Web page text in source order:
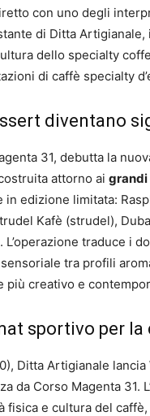
con uno degli
di Ditta
dello specialty
di caffè specialty
diventano
31, debutta la
attorno ai grandi
edizione limitata:
Kafè (strudel),
traduce i
tra profili
creativo e
sportivo per la
Ditta Artigianale
da Corso Magenta 31.
e cultura del